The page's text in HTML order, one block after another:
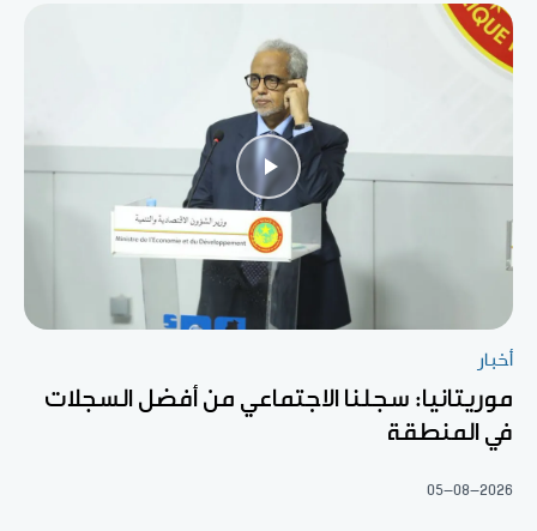
أخبار
موريتانيا: سجلنا الاجتماعي من أفضل السجلات
في المنطقة
05-08-2026